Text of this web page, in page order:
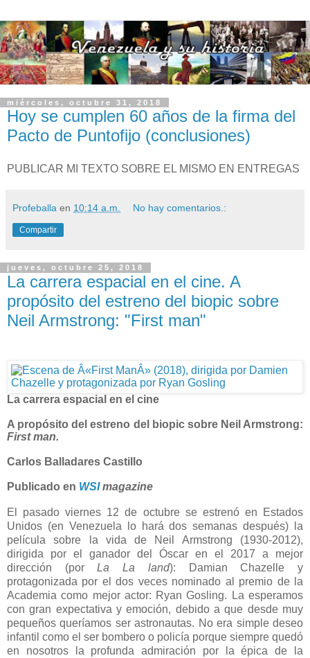
miércoles, octubre 31, 2018
Hoy se cumplen 60 años de la firma del
Pacto de Puntofijo (conclusiones)
PUBLICAR MI TEXTO SOBRE EL MISMO EN ENTREGAS
Profeballa en 10:14 a.m. No hay comentarios.:
Compartir
jueves, octubre 25, 2018
La carrera espacial en el cine. A
propósito del estreno del biopic sobre
Neil Armstrong: "First man"
La carrera espacial en el cine
A propósito del estreno del biopic sobre Neil Armstrong:
First man.
Carlos Balladares Castillo
Publicado en WSImagazine
El pasado viernes 12 de octubre se estrenó en Estados
Unidos (en Venezuela lo hará dos semanas después) la
película sobre la vida de Neil Armstrong (1930-2012),
dirigida por el ganador del Óscar en el 2017 a mejor
dirección (porLa La land): Damian Chazelle y
protagonizada por el dos veces nominado al premio de la
Academia como mejor actor: Ryan Gosling. La esperamos
con gran expectativa y emoción, debido a que desde muy
pequeños queríamos ser astronautas. No era simple deseo
infantil como el ser bombero o policía porque siempre quedó
en nosotros la profunda admiración por la épica de la